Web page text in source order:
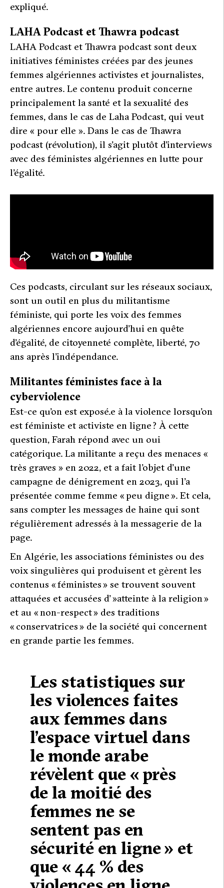
expliqué.
LAHA Podcast et Thawra podcast
LAHA Podcast et Thawra podcast sont deux
initiatives féministes créées par des jeunes
femmes algériennes activistes et journalistes,
entre autres. Le contenu produit concerne
principalement la santé et la sexualité des
femmes, dans le cas de Laha Podcast, qui veut
dire « pour elle ». Dans le cas de Thawra
podcast (révolution), il s’agit plutôt d’interviews
avec des féministes algériennes en lutte pour
l’égalité.
Ces podcasts, circulant sur les réseaux sociaux,
sont un outil en plus du militantisme
féministe, qui porte les voix des femmes
algériennes encore aujourd’hui en quête
d’égalité, de citoyenneté complète, liberté, 70
ans après l’indépendance.
Militantes féministes face à la
cyberviolence
Est-ce qu’on est exposé.e à la violence lorsqu’on
est féministe et activiste en ligne ? À cette
question, Farah répond avec un oui
catégorique. La militante a reçu des menaces «
très graves » en 2022, et a fait l’objet d’une
campagne de dénigrement en 2023, qui l’a
présentée comme femme « peu digne ». Et cela,
sans compter les messages de haine qui sont
régulièrement adressés à la messagerie de la
page.
En Algérie, les associations féministes ou des
voix singulières qui produisent et gèrent les
contenus « féministes » se trouvent souvent
attaquées et accusées d’ »atteinte à la religion »
et au « non-respect » des traditions
« conservatrices » de la société qui concernent
en grande partie les femmes.
Les statistiques sur
les violences faites
aux femmes dans
l’espace virtuel dans
le monde arabe
révèlent que « près
de la moitié des
femmes ne se
sentent pas en
sécurité en ligne » et
que « 44 % des